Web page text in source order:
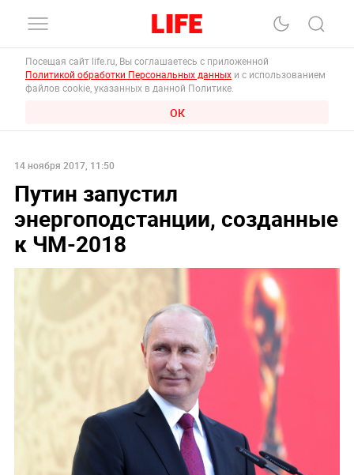
Посещая сайт life.ru, Вы соглашаетесь с приложенной
Политикой обработки Персональных данных и с использованием
файлов cookie, указанных в данной Политике.
ОК
14 ноября 2017, 11:50
Путин запустил
энергоподстанции, созданные
к ЧМ-2018